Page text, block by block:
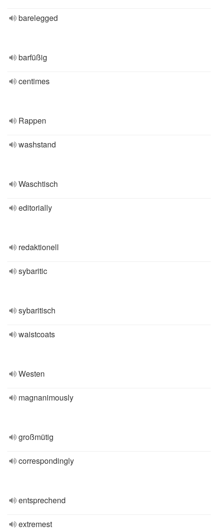
barelegged
barfüßig
centimes
Rappen
washstand
Waschtisch
editorially
redaktionell
sybaritic
sybaritisch
waistcoats
Westen
magnanimously
großmütig
correspondingly
entsprechend
extremest